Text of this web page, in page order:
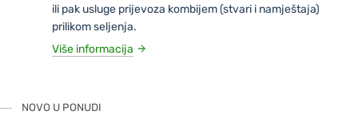
ili pak usluge prijevoza kombijem (stvari i namještaja)
prilikom seljenja.
Više informacija
NOVO U PONUDI